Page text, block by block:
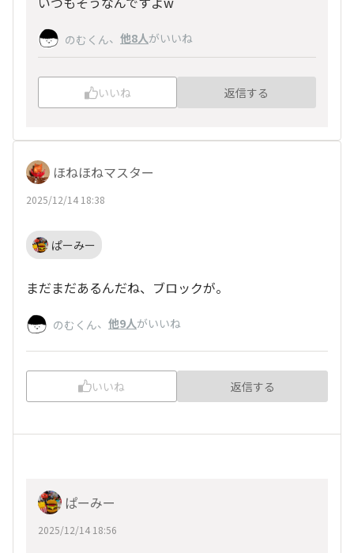
のむくん、 他8人がいいね
いいね 返信する
ほねほねマスター
2025/12/14 18:38
ぱーみー
まだまだあるんだね、ブロックが。
のむくん、 他9人がいいね
いいね 返信する
ぱーみー
2025/12/14 18:56